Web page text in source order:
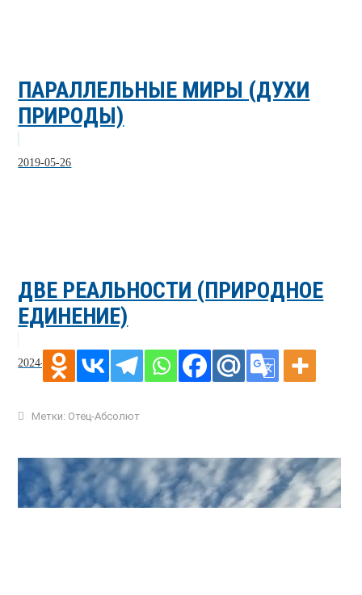
ПАРАЛЛЕЛЬНЫЕ МИРЫ (ДУХИ
ПРИРОДЫ)
2019-05-26
ДВЕ РЕАЛЬНОСТИ (ПРИРОДНОЕ
ЕДИНЕНИЕ)
2024-04-03
Метки: Отец-Абсолют